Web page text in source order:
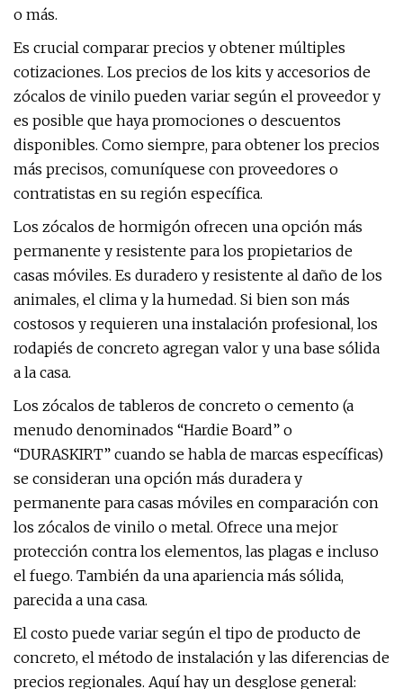
o más.
Es crucial comparar precios y obtener múltiples
cotizaciones. Los precios de los kits y accesorios de
zócalos de vinilo pueden variar según el proveedor y
es posible que haya promociones o descuentos
disponibles. Como siempre, para obtener los precios
más precisos, comuníquese con proveedores o
contratistas en su región específica.
Los zócalos de hormigón ofrecen una opción más
permanente y resistente para los propietarios de
casas móviles. Es duradero y resistente al daño de los
animales, el clima y la humedad. Si bien son más
costosos y requieren una instalación profesional, los
rodapiés de concreto agregan valor y una base sólida
a la casa.
Los zócalos de tableros de concreto o cemento (a
menudo denominados “Hardie Board” o
“DURASKIRT” cuando se habla de marcas específicas)
se consideran una opción más duradera y
permanente para casas móviles en comparación con
los zócalos de vinilo o metal. Ofrece una mejor
protección contra los elementos, las plagas e incluso
el fuego. También da una apariencia más sólida,
parecida a una casa.
El costo puede variar según el tipo de producto de
concreto, el método de instalación y las diferencias de
precios regionales. Aquí hay un desglose general: